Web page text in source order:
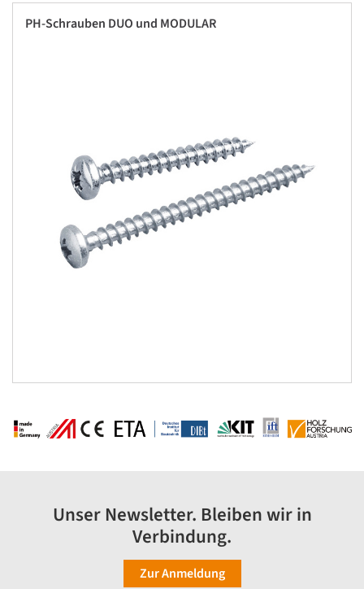
PH-Schrauben DUO und MODULAR
Unser Newsletter. Bleiben wir in
Verbindung.
Zur Anmeldung